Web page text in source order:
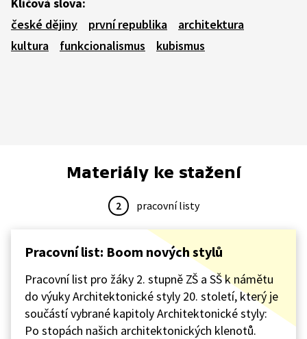
české dějiny
první republika
architektura
kultura
funkcionalismus kubismus
Materiály ke stažení
2 pracovní listy
Pracovní list: Boom nových stylů
Pracovní list pro žáky 2. stupně ZŠ a SŠ k námětu
do výuky Architektonické styly 20. století, který je
součástí vybrané kapitoly Architektonické styly:
Po stopách našich architektonických klenotů.